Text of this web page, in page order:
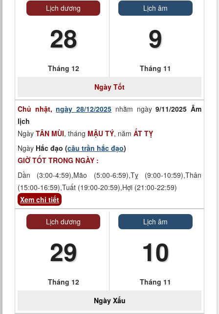
Lịch dương
28
Tháng 12
Lịch âm
9
Tháng 11
Ngày Tốt
Chủ nhật,ngày 28/12/2025 nhằm ngày9/11/2025 Âm
lịch
Ngày TÂN MÙI, tháng MẬU TÝ, năm ẤT TỴ
Ngày Hắc đạo (câu trần hắc đạo)
GIỜ TỐT TRONG NGÀY :
Dần (3:00-4:59),Mão (5:00-6:59),Tỵ (9:00-10:59),Thân
(15:00-16:59),Tuất (19:00-20:59),Hợi (21:00-22:59)
Xem chi tiết
Lịch dương
29
Tháng 12
Lịch âm
10
Tháng 11
Ngày Xấu